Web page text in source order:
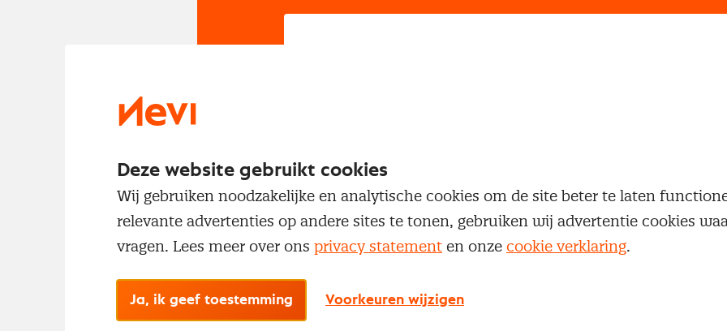
Inloggen
Deze website gebruikt cookies
Wij gebruiken noodzakelijke en analytische cookies om de site beter te laten
relevante advertenties op andere sites te tonen, gebruiken wij advertentie cookies
vragen. Lees meer over ons privacy statement en onze cookie verklaring.
Ja, ik geef toestemming Voorkeuren wijzigen